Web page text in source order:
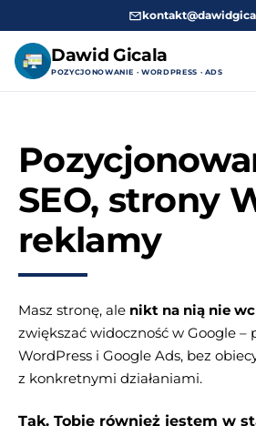
Dawid Gicala
POZYCJONOWANIE · WORDPRESS · ADS
treści
SEO, strony
reklamy
Masz stronę, ale nikt na nią nie
zwiększać widoczność w Google –
WordPress i Google Ads, bez
z konkretnymi działaniami.
Tak. Tobie również jestem w